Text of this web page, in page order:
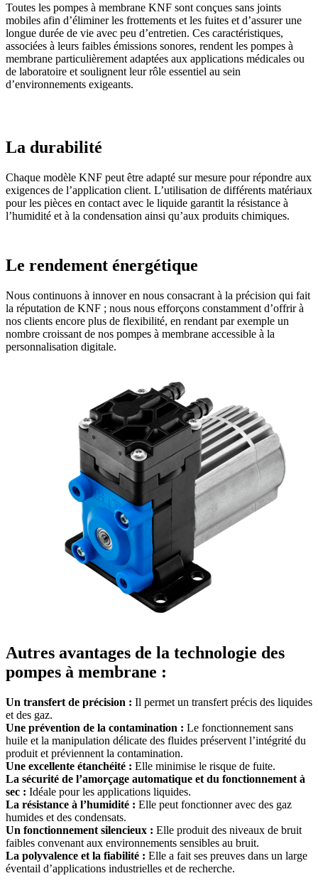
Toutes les pompes à membrane KNF sont conçues sans joints
mobiles afin d’éliminer les frottements et les fuites et d’assurer une
longue durée de vie avec peu d’entretien. Ces caractéristiques,
associées à leurs faibles émissions sonores, rendent les pompes à
membrane particulièrement adaptées aux applications médicales ou
de laboratoire et soulignent leur rôle essentiel au sein
d’environnements exigeants.
La durabilité
Chaque modèle KNF peut être adapté sur mesure pour répondre aux
exigences de l’application client. L’utilisation de différents matériaux
pour les pièces en contact avec le liquide garantit la résistance à
l’humidité et à la condensation ainsi qu’aux produits chimiques.
Le rendement énergétique
Nous continuons à innover en nous consacrant à la précision qui fait
la réputation de KNF ; nous nous efforçons constamment d’offrir à
nos clients encore plus de flexibilité, en rendant par exemple un
nombre croissant de nos pompes à membrane accessible à la
personnalisation digitale.
Autres avantages de la technologie des
pompes à membrane :
Un transfert de précision : Il permet un transfert précis des liquides
et des gaz.
Une prévention de la contamination : Le fonctionnement sans
huile et la manipulation délicate des fluides préservent l’intégrité du
produit et préviennent la contamination.
Une excellente étanchéité : Elle minimise le risque de fuite.
La sécurité de l’amorçage automatique et du fonctionnement à
sec : Idéale pour les applications liquides.
La résistance à l’humidité : Elle peut fonctionner avec des gaz
humides et des condensats.
Un fonctionnement silencieux : Elle produit des niveaux de bruit
faibles convenant aux environnements sensibles au bruit.
La polyvalence et la fiabilité : Elle a fait ses preuves dans un large
éventail d’applications industrielles et de recherche.